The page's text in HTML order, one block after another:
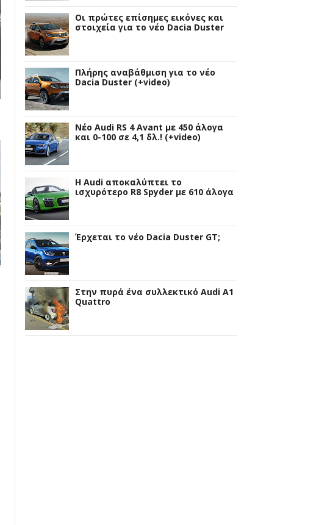
Οι πρώτες επίσημες εικόνες και
στοιχεία για το νέο Dacia Duster
Πλήρης αναβάθμιση για το νέο
Dacia Duster (+video)
Νέο Audi RS 4 Avant με 450 άλογα
και 0-100 σε 4,1 δλ.! (+video)
Η Audi αποκαλύπτει το
ισχυρότερο R8 Spyder με 610 άλογα
Έρχεται το νέο Dacia Duster GT;
Στην πυρά ένα συλλεκτικό Audi A1
Quattro